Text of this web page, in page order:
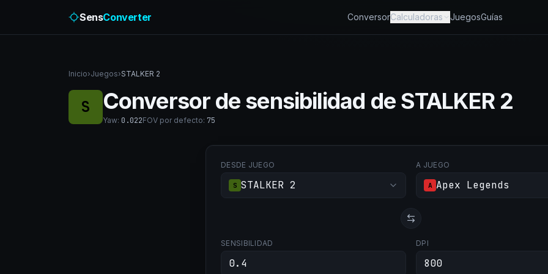
SensConverter ConversorCalculadoras JuegosGuías
Inicio›Juegos›STALKER 2
S Conversor de sensibilidad de STALKER 2
Yaw: 0.022FOV por defecto: 75
DESDE JUEGO
S STALKER 2
A JUEGO
A Apex Legends
SENSIBILIDAD DPI